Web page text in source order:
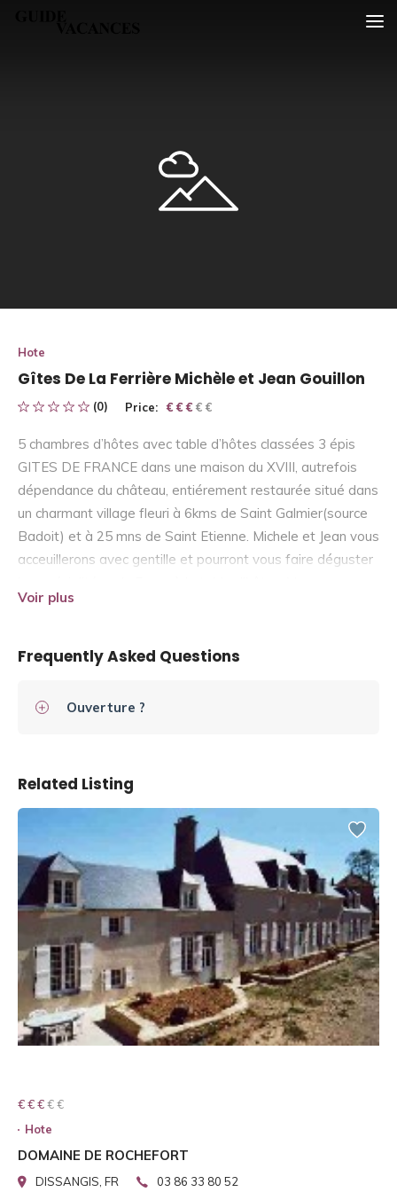
Hote
Gîtes De La Ferrière Michèle et Jean Gouillon
(0) Price: € € € € €
€ € €
5 chambres d’hôtes avec table d’hôtes classées 3 épis
GITES DE FRANCE dans une maison du XVIII, autrefois
dépendance du château, entiérement restaurée situé dans
un charmant village fleuri à 6kms de Saint Galmier(source
Badoit) et à 25 mns de Saint Etienne. Michele et Jean vous
acceuillerons avec gentille et pourront vous faire déguster
découvrir également les secrets du café: Jean est Artisan
Voir plus
Frequently Asked Questions
Ouverture ?
Related Listing
€ € € € €
€ € €
Hote
DOMAINE DE ROCHEFORT
DISSANGIS, FR 03 86 33 80 52